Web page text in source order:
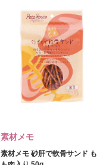
素材メモ
素材メモ 砂肝で軟骨サンド も